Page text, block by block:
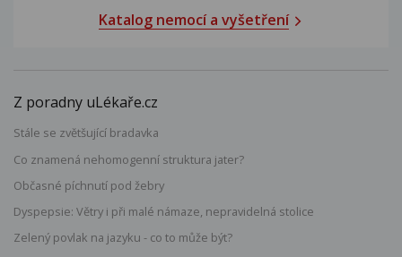
Katalog nemocí a vyšetření
Z poradny uLékaře.cz
Stále se zvětšující bradavka
Co znamená nehomogenní struktura jater?
Občasné píchnutí pod žebry
Dyspepsie: Větry i při malé námaze, nepravidelná stolice
Zelený povlak na jazyku - co to může být?